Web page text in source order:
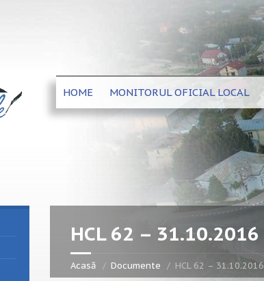
HOME MONITORUL OFICIAL LOCAL
HCL 62 – 31.10.2016
Acasă Documente HCL 62 – 31.10.2016